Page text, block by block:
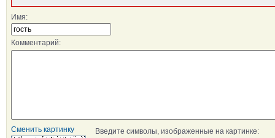
Имя:
Комментарий:
Сменить картинку Введите символы, изображенные на картинке: